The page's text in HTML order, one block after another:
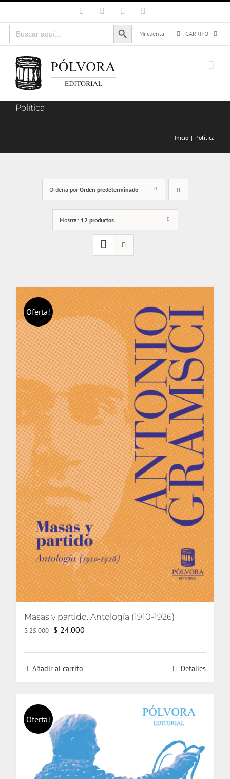
al
contenido
Facebook Instagram
Buscar:
Botón de búsqueda
Mi cuenta
CARRITO
Política
Inicio Política
Ordena por Orden predeterminado
Mostrar 12 productos
Oferta!
Masas y partido. Antología (1910-1926)
$25.000 El
original
era:
$ 24.000
actual
Añadir al carrito Detalles
Oferta!